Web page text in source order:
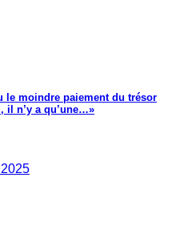
le moindre paiement du trésor
il n’y a qu’une…»